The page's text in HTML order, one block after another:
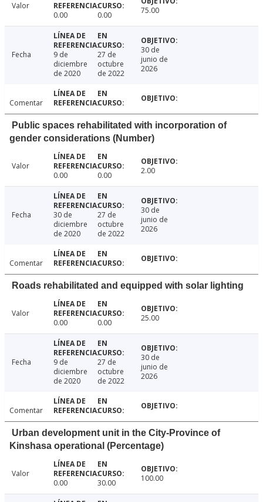
Valor
0.00
0.00 75.00
Fecha
9 de
diciembre
de 2020
27 de
octubre
de 2022
30 de
junio de
2026
Comentar
Public spaces rehabilitated with incorporation of
gender considerations (Number)
Valor
0.00
0.00 2.00
Fecha
30 de
diciembre
de 2020
27 de
octubre
de 2022
30 de
junio de
2026
Comentar
Roads rehabilitated and equipped with solar lighting
Valor
0.00
0.00 25.00
Fecha
9 de
diciembre
de 2020
27 de
octubre
de 2022
30 de
junio de
2026
Comentar
Urban development unit in the City-Province of
Kinshasa operational (Percentage)
Valor
0.00
30.00 100.00